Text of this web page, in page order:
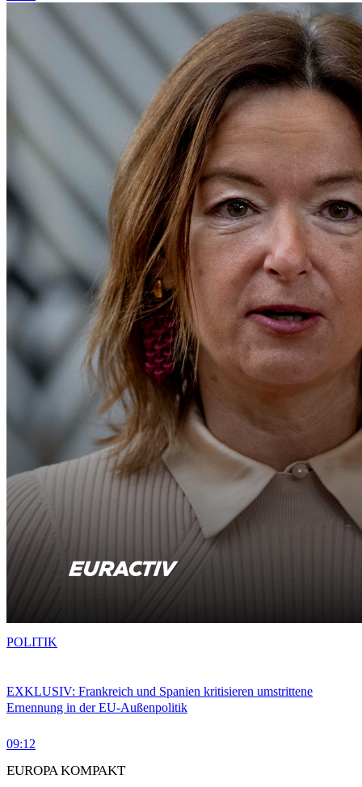
EXKLUSIV: Frankreich und Spanien kritisieren umstrittene
Ernennung in der EU-Außenpolitik
09:12
POLITIK
EUROPA KOMPAKT